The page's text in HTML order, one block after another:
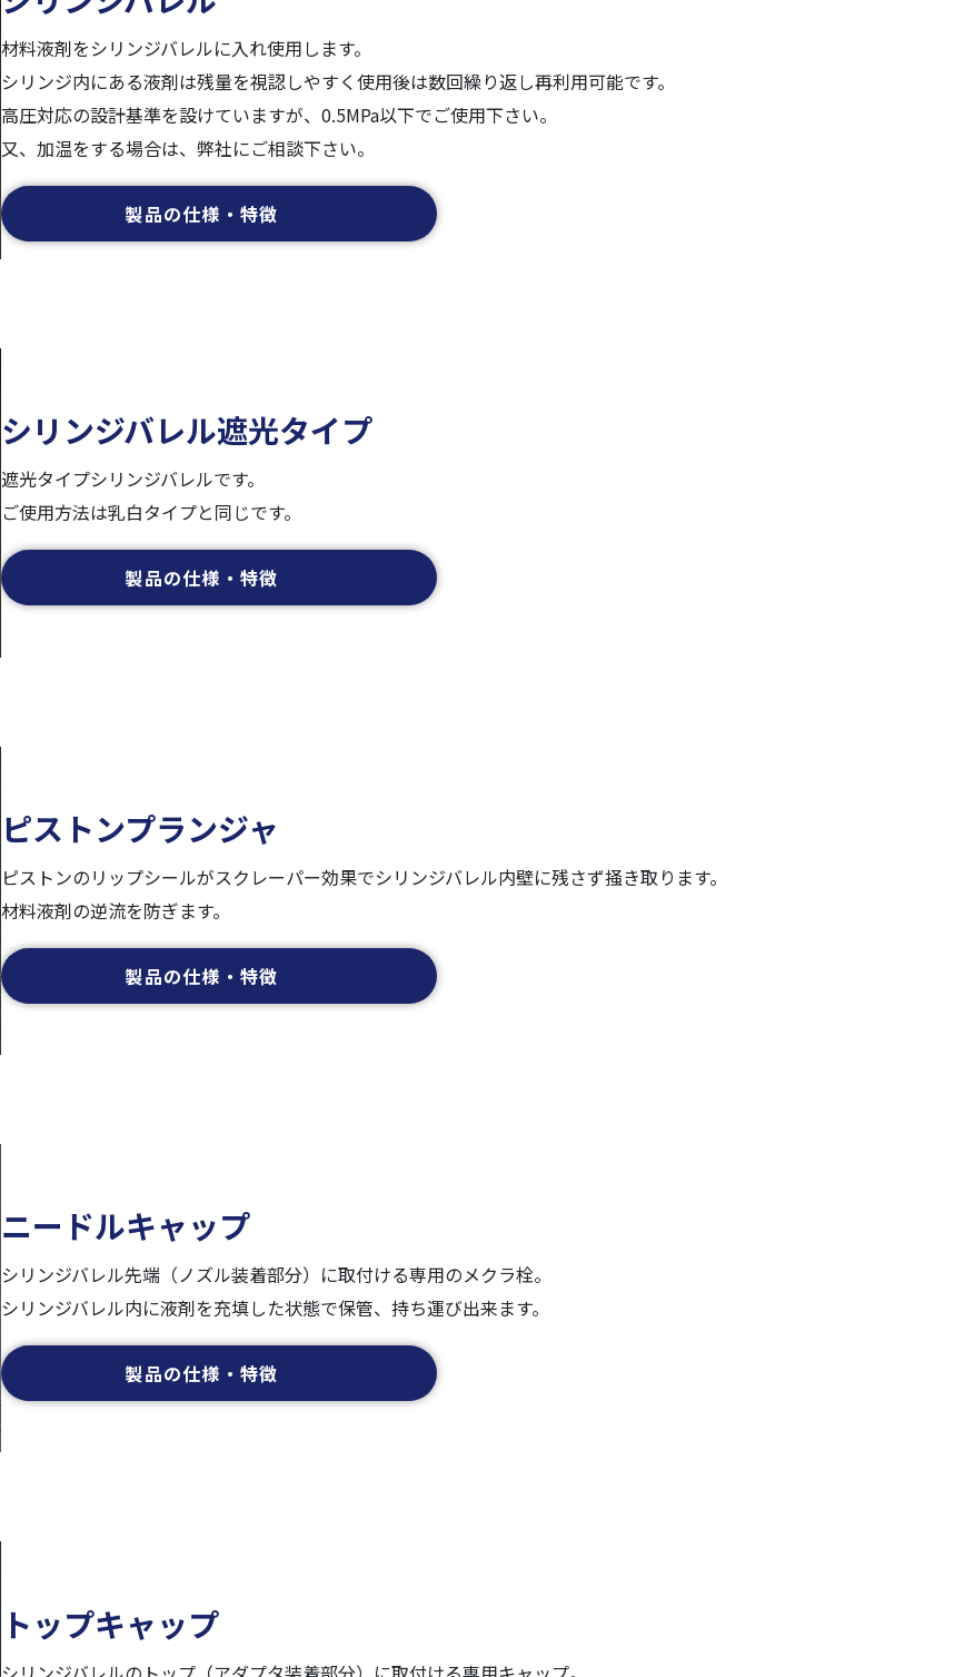
材料液剤をシリンジバレルに入れ使用します。
シリンジ内にある液剤は残量を視認しやすく使用後は数回繰り返し再利用可能です。
高圧対応の設計基準を設けていますが、0.5MPa以下でご使用下さい。
又、加温をする場合は、弊社にご相談下さい。
製品の仕様・特徴
シリンジバレル遮光タイプ
遮光タイプシリンジバレルです。
ご使用方法は乳白タイプと同じです。
製品の仕様・特徴
ピストンプランジャ
ピストンのリップシールがスクレーパー効果でシリンジバレル内壁に残さず掻き取ります。
材料液剤の逆流を防ぎます。
製品の仕様・特徴
ニードルキャップ
シリンジバレル先端（ノズル装着部分）に取付ける専用のメクラ栓。
シリンジバレル内に液剤を充填した状態で保管、持ち運び出来ます。
製品の仕様・特徴
トップキャップ